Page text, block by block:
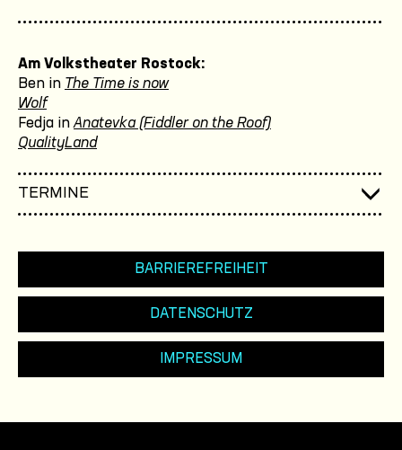
Am Volkstheater Rostock:
Ben in The Time is now
Wolf
Fedja in Anatevka (Fiddler on the Roof)
QualityLand
TERMINE
BARRIEREFREIHEIT
DATENSCHUTZ
IMPRESSUM